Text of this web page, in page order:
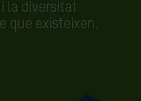
la diversitat
que existeixen.